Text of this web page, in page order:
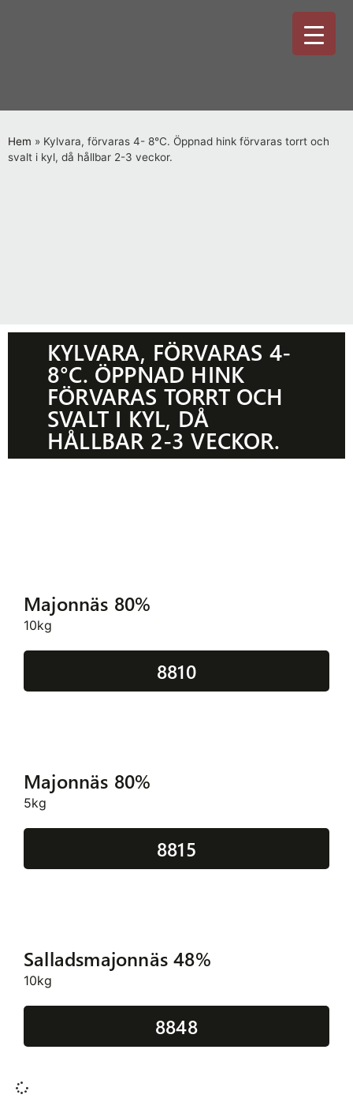
Hem » Kylvara, förvaras 4- 8°C. Öppnad hink förvaras torrt och
svalt i kyl, då hållbar 2-3 veckor.
KYLVARA, FÖRVARAS 4-
8°C. ÖPPNAD HINK
FÖRVARAS TORRT OCH
SVALT I KYL, DÅ
HÅLLBAR 2-3 VECKOR.
Majonnäs 80%
10kg
8810
Majonnäs 80%
5kg
8815
Salladsmajonnäs 48%
10kg
8848